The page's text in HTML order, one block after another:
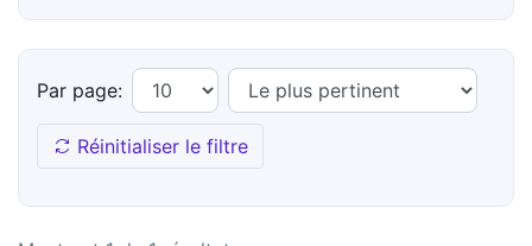
Par page:
Réinitialiser le filtre